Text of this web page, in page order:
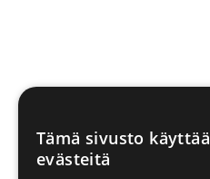
Tämä sivusto käyttää
evästeitä